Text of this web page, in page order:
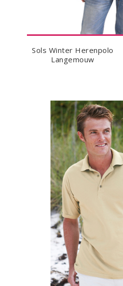
Sols Winter Herenpolo
Langemouw